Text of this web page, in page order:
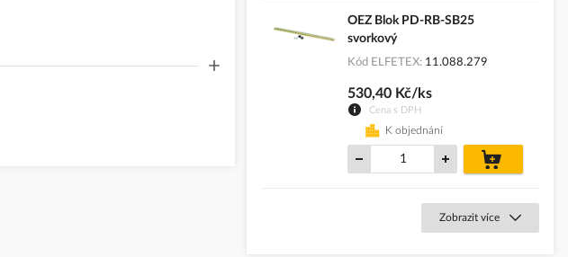
+
OEZ Blok PD-RB-SB25
svorkový
Kód ELFETEX 11.088.279
Cena s DPH
530,40 Kč/ks
K objednání
košíku
Zobrazit více